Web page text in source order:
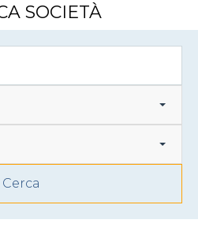
SOCIETÀ